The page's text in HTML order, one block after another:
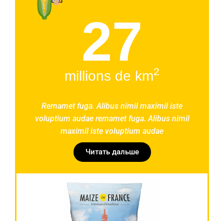
27
millions de km2
Rernamet fuga. Alibus nimil maximil iste
voluptium audae rernamet fuga. Alibus nimil
maximil iste voluptium audae
Читать дальше